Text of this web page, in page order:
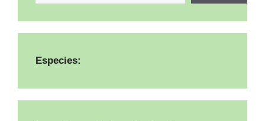
Especies: